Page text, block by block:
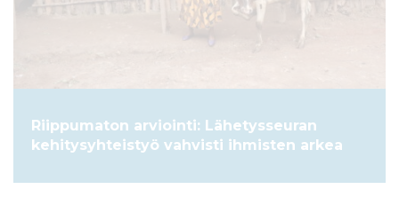
Riippumaton arviointi: Lähetysseuran
kehitysyhteistyö vahvisti ihmisten arkea